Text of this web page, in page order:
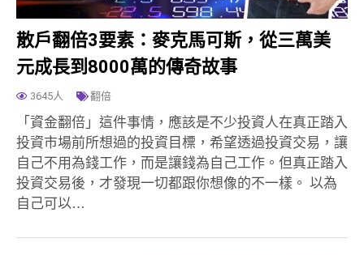
散戶翻倍3要素：麥克馬可斯，從三萬美
元成長到8000萬的傳奇故事
3645人 翻倍
「資金翻倍」這件事情，應該是不少投資人在真正踏入
投資市場前所想過的投資目標，希望透過投資交易，讓
自己不用為錢工作，而是讓錢為自己工作。但真正踏入
投資交易後，才發現一切都跟你想像的不一樣。 以為
自己可以…